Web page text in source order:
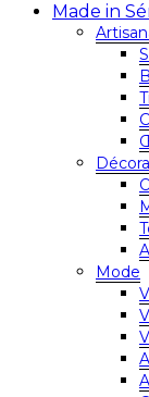
Made in
Mode